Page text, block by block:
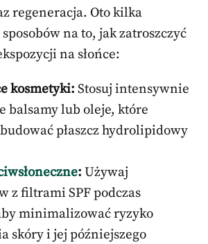
regeneracja. Oto kilka
na to, jak zatroszczyć
na słońce:
kosmetyki: Stosuj intensywnie
balsamy lub oleje, które
płaszcz hydrolipidowy
: Używaj
z filtrami SPF podczas
minimalizować ryzyko
skóry i jej późniejszego